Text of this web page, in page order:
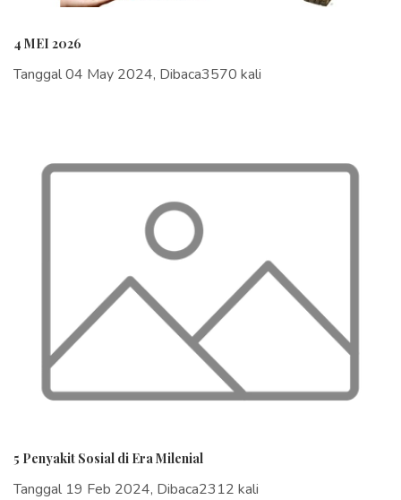
4 MEI 2026
Tanggal 04 May 2024, Dibaca3570 kali
5 Penyakit Sosial di Era Milenial
Tanggal 19 Feb 2024, Dibaca2312 kali